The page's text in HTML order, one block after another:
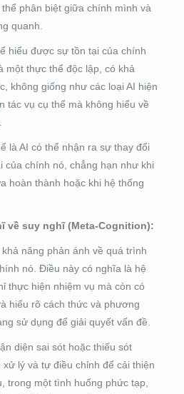
phân biệt giữa chính mình và
quanh.
hiểu được sự tồn tại của chính
một thực thể độc lập, có khả
không giống như các loại AI hiện
tác vụ cụ thể mà không hiểu về
là AI có thể nhận ra sự thay đổi
của chính nó, chẳng hạn như khi
hoàn thành hoặc khi hệ thống
về suy nghĩ (Meta-Cognition):
năng phản ánh về quá trình
nó. Điều này có nghĩa là hệ
thực hiện nhiệm vụ mà còn có
hiểu rõ cách thức và phương
sử dụng để giải quyết vấn đề.
diện sai sót hoặc thiếu sót
lý và tự điều chỉnh để cải thiện
trong một tình huống phức tạp,